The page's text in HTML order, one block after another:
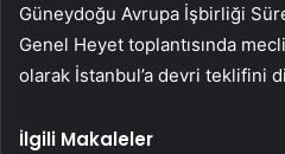
Güneydoğu Avrupa İşbirliği
Genel Heyet toplantısında
olarak İstanbul’a devri teklifini
İlgili Makaleler